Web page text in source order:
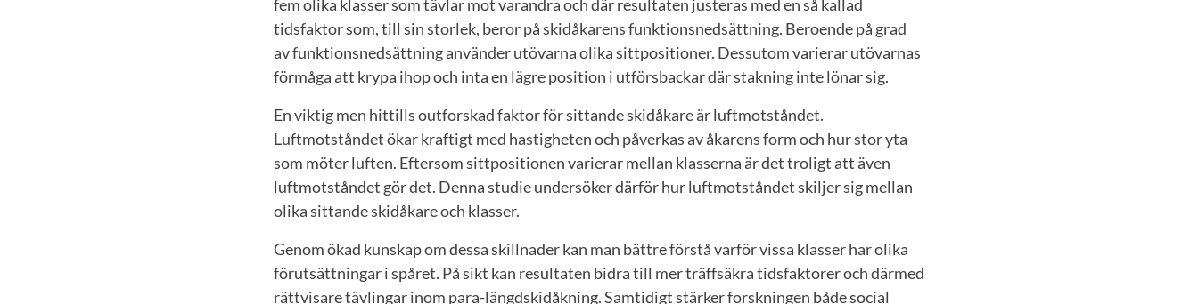
fem olika klasser som tävlar mot varandra och där resultaten justeras med en så kallad
tidsfaktor som, till sin storlek, beror på skidåkarens funktionsnedsättning. Beroende på grad
av funktionsnedsättning använder utövarna olika sittpositioner. Dessutom varierar utövarnas
förmåga att krypa ihop och inta en lägre position i utförsbackar där stakning inte lönar sig.
En viktig men hittills outforskad faktor för sittande skidåkare är luftmotståndet.
Luftmotståndet ökar kraftigt med hastigheten och påverkas av åkarens form och hur stor yta
som möter luften. Eftersom sittpositionen varierar mellan klasserna är det troligt att även
luftmotståndet gör det. Denna studie undersöker därför hur luftmotståndet skiljer sig mellan
olika sittande skidåkare och klasser.
Genom ökad kunskap om dessa skillnader kan man bättre förstå varför vissa klasser har olika
förutsättningar i spåret. På sikt kan resultaten bidra till mer träffsäkra tidsfaktorer och därmed
rättvisare tävlingar inom para-längdskidåkning. Samtidigt stärker forskningen både social